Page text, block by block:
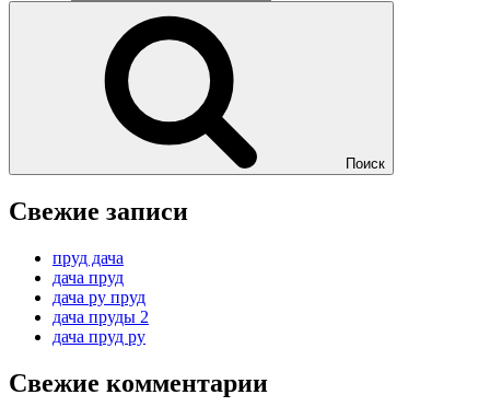
Поиск
Свежие записи
пруд дача
дача пруд
дача ру пруд
дача пруды 2
дача пруд ру
Свежие комментарии